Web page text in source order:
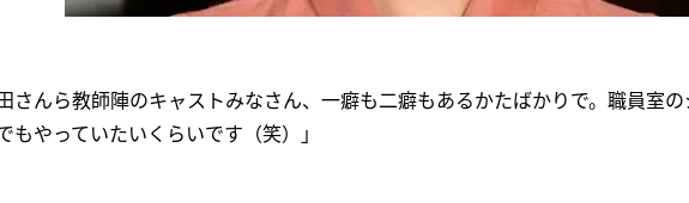
田さんら教師陣のキャストみなさん、一癖も二癖もあるかたばかりで。職員室
もやっていたいくらいです（笑）」